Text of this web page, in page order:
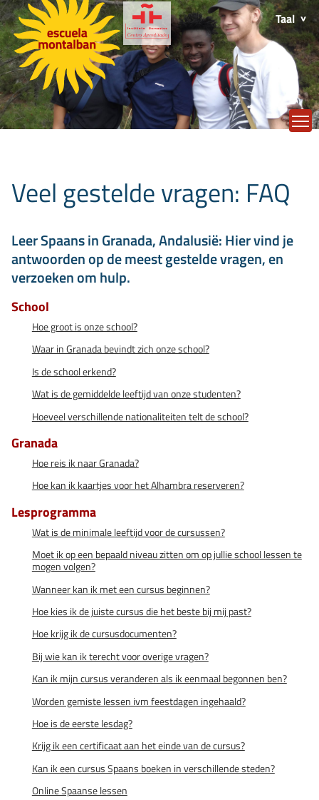
Taal
Veel gestelde vragen: FAQ
Leer Spaans in Granada, Andalusië: Hier vind je
antwoorden op de meest gestelde vragen, en
verzoeken om hulp.
School
Hoe groot is onze school?
Waar in Granada bevindt zich onze school?
Is de school erkend?
Wat is de gemiddelde leeftijd van onze studenten?
Hoeveel verschillende nationaliteiten telt de school?
Granada
Hoe reis ik naar Granada?
Hoe kan ik kaartjes voor het Alhambra reserveren?
Lesprogramma
Wat is de minimale leeftijd voor de cursussen?
Moet ik op een bepaald niveau zitten om op jullie school lessen te
mogen volgen?
Wanneer kan ik met een cursus beginnen?
Hoe kies ik de juiste cursus die het beste bij mij past?
Hoe krijg ik de cursusdocumenten?
Bij wie kan ik terecht voor overige vragen?
Kan ik mijn cursus veranderen als ik eenmaal begonnen ben?
Worden gemiste lessen ivm feestdagen ingehaald?
Hoe is de eerste lesdag?
Krijg ik een certificaat aan het einde van de cursus?
Kan ik een cursus Spaans boeken in verschillende steden?
Online Spaanse lessen